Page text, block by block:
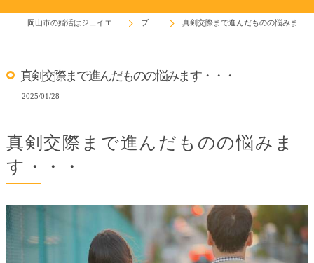
ブログ 真剣交際まで進んだものの悩みます・・・
真剣交際まで進んだものの悩みます・・・
2025/01/28
真剣交際まで進んだものの悩みま
す・・・